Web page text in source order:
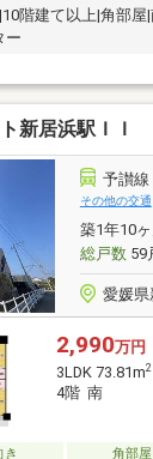
階建て以上|角部屋
ー
新居浜駅ＩＩ
予讃線
その他の交通
築1年10
総戸数59
愛媛県
2,990万円
3LDK 73.81m2
4階 南
き 角部屋